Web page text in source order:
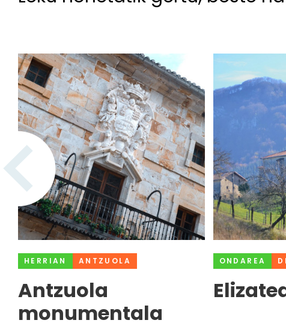
HERRIAN ANTZUOLA
Antzuola
monumentala
ONDAREA